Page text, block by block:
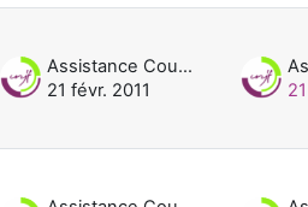
Assistance Cours UNJF
21 févr. 2011